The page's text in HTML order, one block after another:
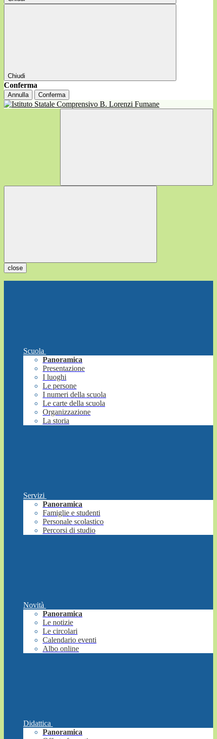
Chiudi
Conferma
Annulla Conferma
close
Scuola
Panoramica
Presentazione
I luoghi
Le persone
I numeri della scuola
Le carte della scuola
Organizzazione
La storia
Servizi
Panoramica
Famiglie e studenti
Personale scolastico
Percorsi di studio
Novità
Panoramica
Le notizie
Le circolari
Calendario eventi
Albo online
Didattica
Panoramica